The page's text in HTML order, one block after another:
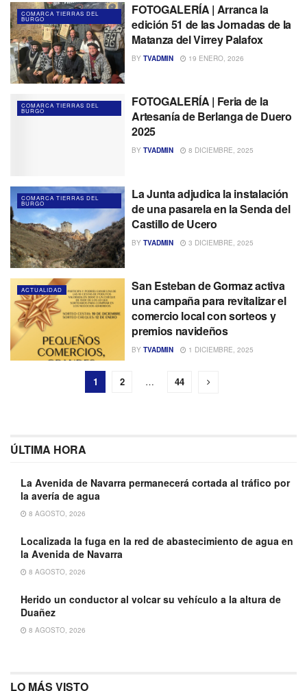
COMARCA TIERRAS DEL
BURGO
FOTOGALERÍA | Arranca la
edición 51 de las Jornadas de la
Matanza del Virrey Palafox
BY TVADMIN 19 ENERO, 2026
COMARCA TIERRAS DEL
BURGO
FOTOGALERÍA | Feria de la
Artesanía de Berlanga de Duero
2025
BY TVADMIN 8 DICIEMBRE, 2025
COMARCA TIERRAS DEL
BURGO
La Junta adjudica la instalación
de una pasarela en la Senda del
Castillo de Ucero
BY TVADMIN 3 DICIEMBRE, 2025
ACTUALIDAD
San Esteban de Gormaz activa
una campaña para revitalizar el
comercio local con sorteos y
premios navideños
BY TVADMIN 1 DICIEMBRE, 2025
1 2 … 44
ÚLTIMA HORA
La Avenida de Navarra permanecerá cortada al tráfico por
la avería de agua
8 AGOSTO, 2026
Localizada la fuga en la red de abastecimiento de agua en
la Avenida de Navarra
8 AGOSTO, 2026
Herido un conductor al volcar su vehículo a la altura de
Duañez
8 AGOSTO, 2026
LO MÁS VISTO